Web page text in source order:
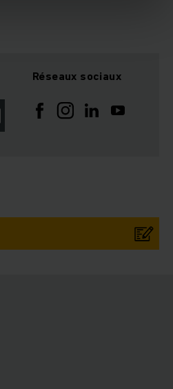
Réseaux sociaux